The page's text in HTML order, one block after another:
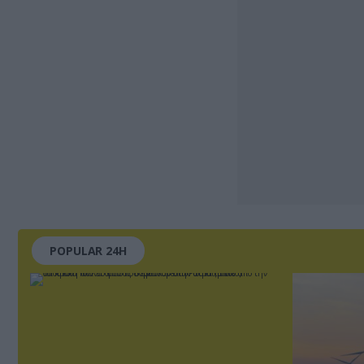
POPULAR 24H